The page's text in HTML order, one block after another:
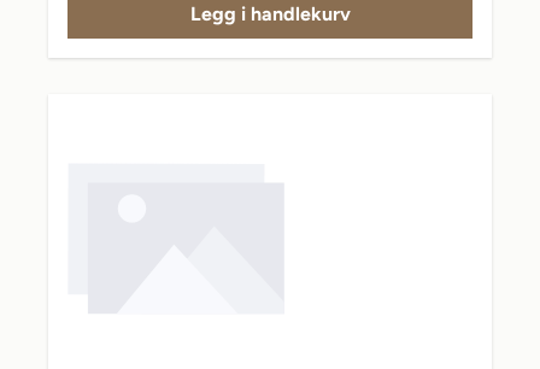
Legg i handlekurv